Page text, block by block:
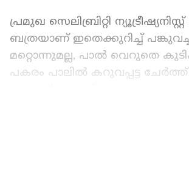
പ്രമുഖ സെലിബ്രിറ്റി
ബത്രയാണ് ഇതെക്കുറിച്ച്
മറ്റൊന്നുമല്ല, പാല്‍ വെറുതെ
പകരം പാലില്‍ കറുവപ്പട്ട